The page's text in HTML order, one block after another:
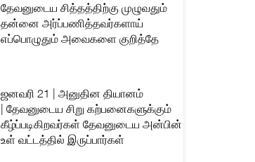
தேவனுடைய சித்தத்திற்கு முழுவதும்
தன்னை அர்ப்பணித்தவர்களாய்
எப்பொழுதும் அவைகளை குறித்தே
ஜனவரி 21 | அனுதின தியானம்
| தேவனுடைய சிறு கற்பனைகளுக்கும்
கீழ்ப்படிகிறவர்கள் தேவனுடைய அன்பின்
உள் வட்டத்தில் இருப்பார்கள்